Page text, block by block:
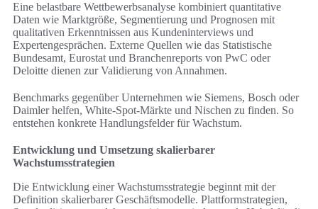
Eine belastbare Wettbewerbsanalyse kombiniert quantitative
Daten wie Marktgröße, Segmentierung und Prognosen mit
qualitativen Erkenntnissen aus Kundeninterviews und
Expertengesprächen. Externe Quellen wie das Statistische
Bundesamt, Eurostat und Branchenreports von PwC oder
Deloitte dienen zur Validierung von Annahmen.
Benchmarks gegenüber Unternehmen wie Siemens, Bosch oder
Daimler helfen, White-Spot-Märkte und Nischen zu finden. So
entstehen konkrete Handlungsfelder für Wachstum.
Entwicklung und Umsetzung skalierbarer
Wachstumsstrategien
Die Entwicklung einer Wachstumsstrategie beginnt mit der
Definition skalierbarer Geschäftsmodelle. Plattformstrategien,